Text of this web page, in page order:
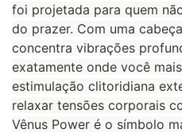
foi projetada para quem
do prazer. Com uma
concentra vibrações
exatamente onde você
estimulação clitoridiana
relaxar tensões corporais
Vênus Power é o símbolo